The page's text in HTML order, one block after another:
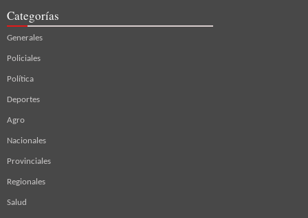
Categorías
Generales
Policiales
Política
Deportes
Agro
Nacionales
Provinciales
Regionales
Salud